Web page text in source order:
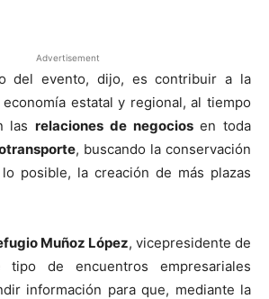
Advertisement
del evento, dijo, es contribuir a la
estatal y regional, al tiempo
las relaciones de negociosen toda
, buscando la conservación
posible, la creación de más plazas
Muñoz López, vicepresidente de
tipo de encuentros empresariales
información para que, mediante la